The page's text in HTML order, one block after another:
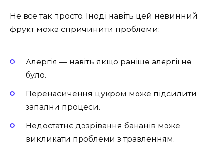
Не все так просто. Іноді навіть цей невинний
фрукт може спричинити проблеми:
Алергія — навіть якщо раніше алергії не
було.
Перенасичення цукром може підсилити
запални процеси.
Недостатнє дозрівання бананів може
викликати проблеми з травленням.